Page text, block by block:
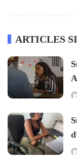
ARTICLES